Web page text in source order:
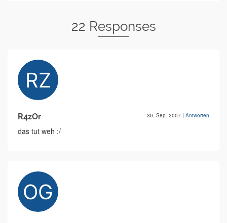
22 Responses
R4zOr 30. Sep. 2007 | Antworten
das tut weh :/